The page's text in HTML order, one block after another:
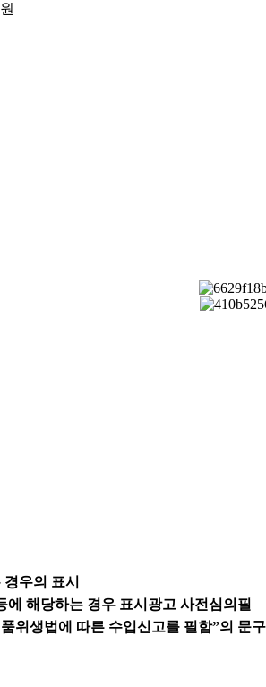
우의 표시
에 해당하는 경우 표시광고 사전심의필
위생법에 따른 수입신고를 필함”의 문구